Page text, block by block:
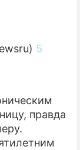
5
правда